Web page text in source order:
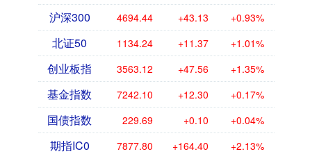
沪深300 4694.44 +43.13 +0.93%
北证50 1134.24 +11.37 +1.01%
创业板指 3563.12 +47.56 +1.35%
基金指数 7242.10 +12.30 +0.17%
国债指数 229.69 +0.10 +0.04%
期指IC0 7877.80 +164.40 +2.13%